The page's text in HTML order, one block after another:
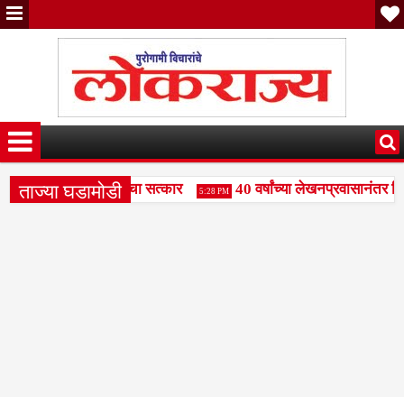
ताज्या घडामोडी
दुधगावकर यांचा सत्कार 5:28 PM
40 वर्षांच्या लेखनप्रवासानंतर